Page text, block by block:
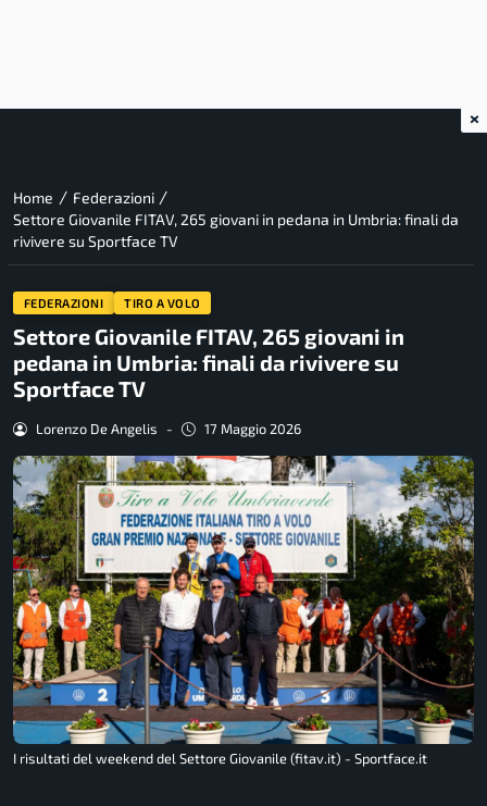
Home / Federazioni /
Settore Giovanile FITAV, 265 giovani in pedana in Umbria: finali da
rivivere su Sportface TV
FEDERAZIONI TIRO A VOLO
Settore Giovanile FITAV, 265 giovani in
pedana in Umbria: finali da rivivere su
Sportface TV
Lorenzo De Angelis - 17 Maggio 2026
I risultati del weekend del Settore Giovanile (fitav.it) - Sportface.it
×